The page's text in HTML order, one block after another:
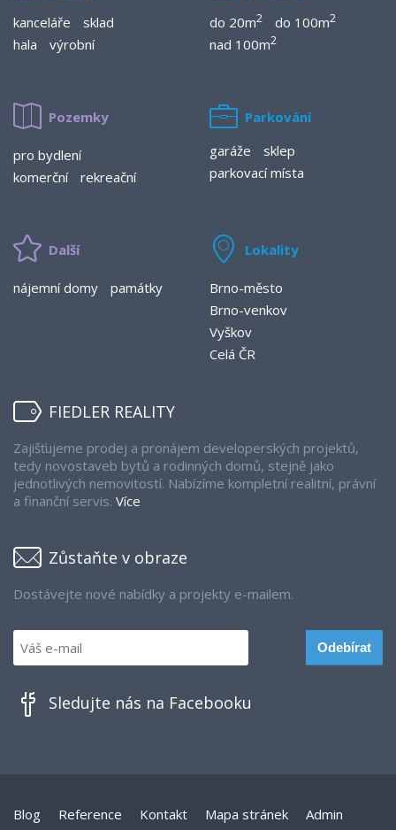
kanceláře
sklad
hala
výrobní
do 20m2 do 100m2
nad 100m2
Pozemky
pro bydlení
komerční
rekreační
Parkování
garáže
sklep
parkovací místa
Další
nájemní domy památky
Lokality
Brno-město
Brno-venkov
Vyškov
Celá ČR
FIEDLER REALITY
Zajišťujeme prodej a pronájem developerských projektů,
tedy novostaveb bytů a rodinných domů, stejně jako
jednotlivých nemovitostí. Nabízíme kompletní realitní, právní
a finanční servis. Více
Zůstaňte v obraze
Dostávejte nové nabídky a projekty e-mailem.
Sledujte nás na Facebooku
Blog Reference Kontakt Mapa stránek Admin